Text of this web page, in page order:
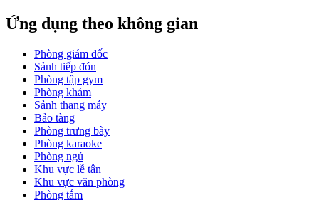
Ứng dụng theo không gian
Phòng giám đốc
Sảnh tiếp đón
Phòng tập gym
Phòng khám
Sảnh thang máy
Bảo tàng
Phòng trưng bày
Phòng karaoke
Phòng ngủ
Khu vực lễ tân
Khu vực văn phòng
Phòng tắm